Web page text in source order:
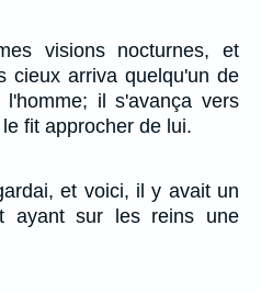
visions nocturnes, et
cieux arriva quelqu'un de
il s'avança vers
fit approcher de lui.
et voici, il y avait un
ayant sur les reins une